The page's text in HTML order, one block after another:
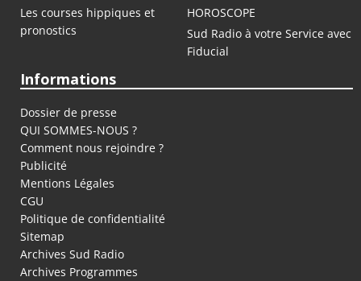
Les courses hippiques et
pronostics
HOROSCOPE
Sud Radio à votre Service avec
Fiducial
Informations
Dossier de presse
QUI SOMMES-NOUS ?
Comment nous rejoindre ?
Publicité
Mentions Légales
CGU
Politique de confidentialité
Sitemap
Archives Sud Radio
Archives Programmes